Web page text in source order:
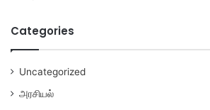
Categories
Uncategorized
அரசியல்